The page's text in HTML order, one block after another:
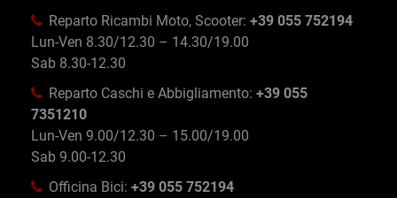
Reparto Ricambi Moto, Scooter: +39 055 752194
Lun-Ven 8.30/12.30 – 14.30/19.00
Sab 8.30-12.30
Reparto Caschi e Abbigliamento: +39 055
7351210
Lun-Ven 9.00/12.30 – 15.00/19.00
Sab 9.00-12.30
Officina Bici: +39 055 752194